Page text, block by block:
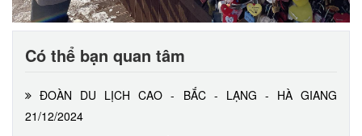
Có thể bạn quan tâm
ĐOÀN DU LỊCH CAO - BẮC - LẠNG - HÀ GIANG
21/12/2024